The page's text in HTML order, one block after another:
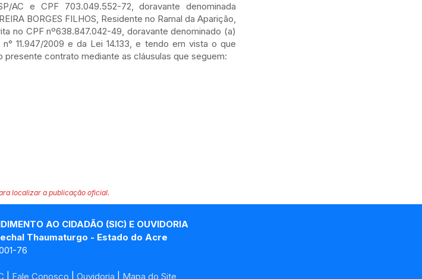
AC e CPF 703.049.552-72, doravante denominada
BORGES FILHOS, Residente no Ramal da Aparição,
no CPF nº638.847.042-49, doravante denominado (a)
11.947/2009 e da Lei 14.133, e tendo em vista o que
contrato mediante as cláusulas que seguem:
localizar a publicação oficial.
AO CIDADÃO (SIC) E OUVIDORIA
Thaumaturgo - Estado do Acre
76
Fale Conosco Ouvidoria Mapa do Site